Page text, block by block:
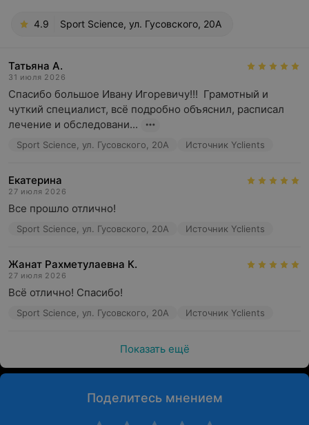
4.9 Sport Science, ул. Гусовского, 20А
Татьяна А.
31 июля 2026
Спасибо большое Ивану Игоревичу!!!  Грамотный и
чуткий специалист, всё подробно объяснил, расписал
лечение и обследовани...
Sport Science, ул. Гусовского, 20А Источник Yclients
Екатерина
27 июля 2026
Все прошло отлично!
Sport Science, ул. Гусовского, 20А Источник Yclients
Жанат Рахметулаевна К.
27 июля 2026
Всё отлично! Спасибо!
Sport Science, ул. Гусовского, 20А Источник Yclients
Показать ещё
Поделитесь мнением